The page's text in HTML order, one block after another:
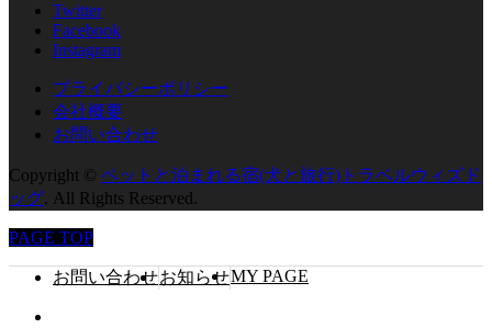
Twitter
Facebook
Instagram
プライバシーポリシー
会社概要
お問い合わせ
Copyright © ペットと泊まれる宿(犬と旅行)トラベルウィズド
ッグ. All Rights Reserved.
PAGE TOP
お問い合わせお知らせMY PAGE